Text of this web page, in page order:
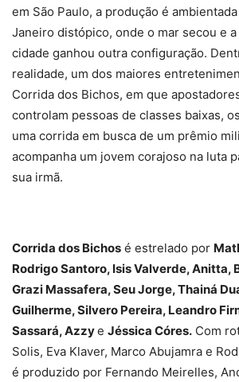
em São Paulo, a produção é
Janeiro distópico, onde o mar secou e
cidade ganhou outra configuração.
realidade, um dos maiores
Corrida dos Bichos, em que
controlam pessoas de classes baixas,
uma corrida em busca de um prêmio
acompanha um jovem corajoso na luta
sua irmã.
Corrida dos Bichos é estrelado por
Rodrigo Santoro, Isis Valverde, Anitta,
Grazi Massafera, Seu Jorge, Thainá
Guilherme, Silvero Pereira, Leandro
Sassará, Azzye Jéssica Córes. Com
Solis, Eva Klaver, Marco Abujamra e
é produzido por Fernando Meirelles,